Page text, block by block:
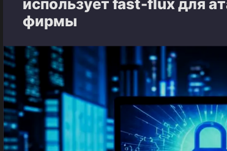
использует fast-flux для
фирмы